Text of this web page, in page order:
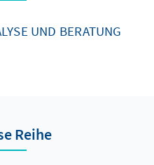
UND BERATUNG
Reihe